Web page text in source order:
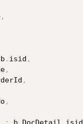
,
b . isid ,
,
,
,